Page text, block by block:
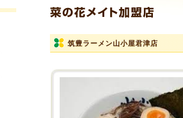
筑豊ラーメン山小屋君津店